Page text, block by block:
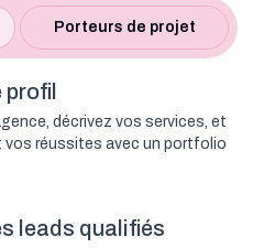
Porteurs de projet
décrivez vos services, et
vos réussites avec un portfolio
leads qualifiés